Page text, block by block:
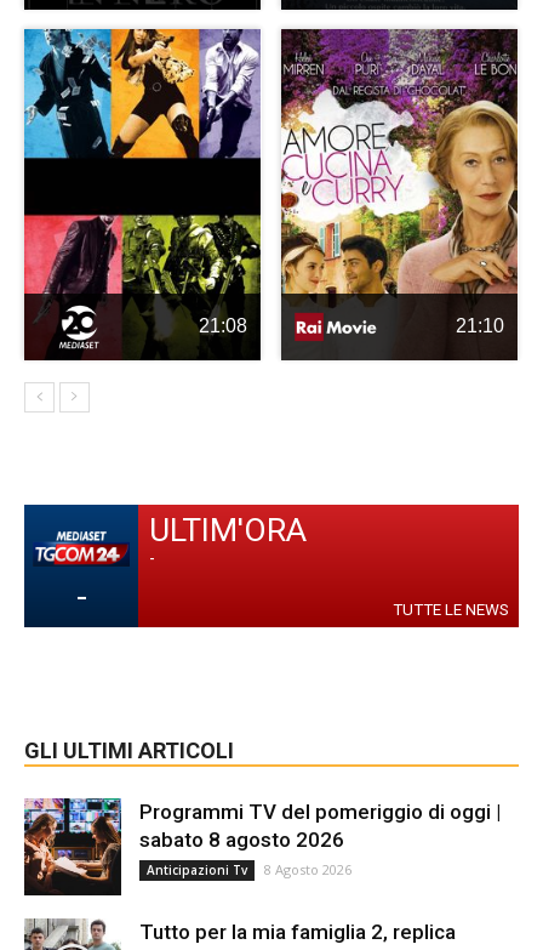
21:08 21:10
-
ULTIM'ORA
-
TUTTE LE NEWS
GLI ULTIMI ARTICOLI
Programmi TV del pomeriggio di oggi |
sabato 8 agosto 2026
Anticipazioni Tv 8 Agosto 2026
Tutto per la mia famiglia 2, replica